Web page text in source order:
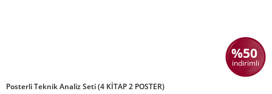
%50
indirimli
Posterli Teknik Analiz Seti (4 KİTAP 2 POSTER)